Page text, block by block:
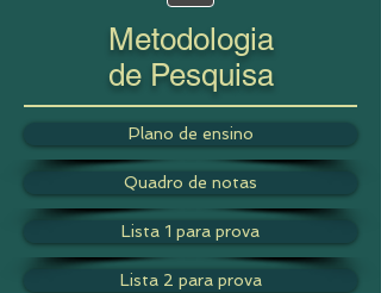
Metodologia
de Pesquisa
Plano de ensino
Quadro de notas
Lista 1 para prova
Lista 2 para prova